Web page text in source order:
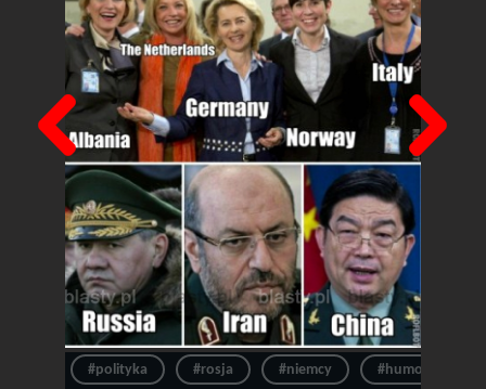
Poprzedni
#polityka #rosja #niemcy #humor